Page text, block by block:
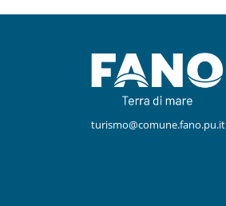
Instagram
turismo@comune.fano.pu.it